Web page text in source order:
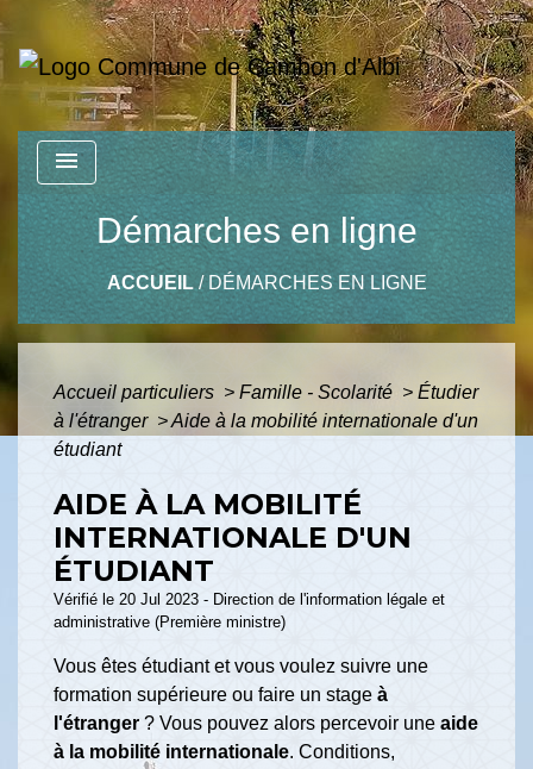
menu
Démarches en ligne
ACCUEIL/ DÉMARCHES EN LIGNE
Accueil particuliers > Famille - Scolarité > Étudier
à l'étranger >Aide à la mobilité internationale d'un
étudiant
AIDE À LA MOBILITÉ
INTERNATIONALE D'UN
ÉTUDIANT
Vérifié le 20 Jul 2023 - Direction de l'information légale et
administrative (Première ministre)
Vous êtes étudiant et vous voulez suivre une
formation supérieure ou faire un stage à
l'étranger ? Vous pouvez alors percevoir une aide
à la mobilité internationale. Conditions,